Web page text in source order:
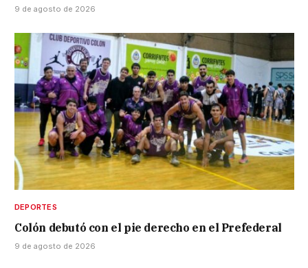
9 de agosto de 2026
DEPORTES
Colón debutó con el pie derecho en el Prefederal
9 de agosto de 2026